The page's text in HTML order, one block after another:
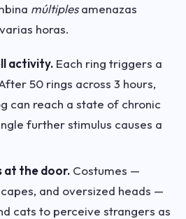
múltiplesamenazas
horas.
activity. Each ring triggers a
50 rings across 3 hours,
can reach a state of chronic
further stimulus causes a
at the door. Costumes —
and oversized heads —
cats to perceive strangers as